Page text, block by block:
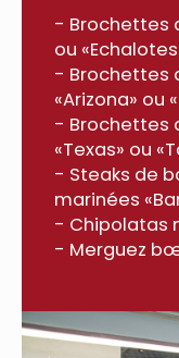
- Brochettes
ou
- Brochettes
«Arizona» ou
- Brochettes
«Texas» ou
- Steaks de
marinées
- Chipolatas
- Merguez